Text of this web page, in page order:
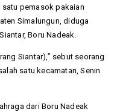
satu pemasok pakaian
Simalungun, diduga
Boru Nadeak.
Siantar),” sebut seorang
satu kecamatan, Senin
dari Boru Nadeak